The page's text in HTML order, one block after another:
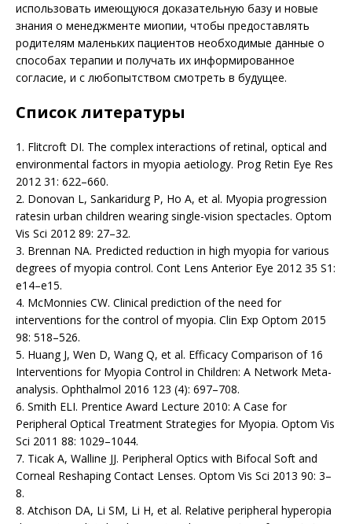
использовать имеющуюся доказательную базу и новые
знания о менеджменте миопии, чтобы предоставлять
родителям маленьких пациентов необходимые данные о
способах терапии и получать их информированное
согласие, и с любопытством смотреть в будущее.
Список литературы
1. Flitcroft DI. The complex interactions of retinal, optical and
environmental factors in myopia aetiology. Prog Retin Eye Res
2012 31: 622–660.
2. Donovan L, Sankaridurg P, Ho A, et al. Myopia progression
ratesin urban children wearing single-vision spectacles. Optom
Vis Sci 2012 89: 27–32.
3. Brennan NA. Predicted reduction in high myopia for various
degrees of myopia control. Cont Lens Anterior Eye 2012 35 S1:
e14–e15.
4. McMonnies CW. Clinical prediction of the need for
interventions for the control of myopia. Clin Exp Optom 2015
98: 518–526.
5. Huang J, Wen D, Wang Q, et al. Efficacy Comparison of 16
Interventions for Myopia Control in Children: A Network Meta-
analysis. Ophthalmol 2016 123 (4): 697–708.
6. Smith ELI. Prentice Award Lecture 2010: A Case for
Peripheral Optical Treatment Strategies for Myopia. Optom Vis
Sci 2011 88: 1029–1044.
7. Ticak A, Walline JJ. Peripheral Optics with Bifocal Soft and
Corneal Reshaping Contact Lenses. Optom Vis Sci 2013 90: 3–
8.
8. Atchison DA, Li SM, Li H, et al. Relative peripheral hyperopia